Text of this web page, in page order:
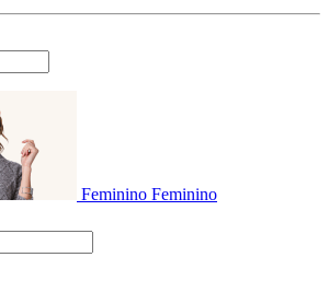
Feminino Feminino